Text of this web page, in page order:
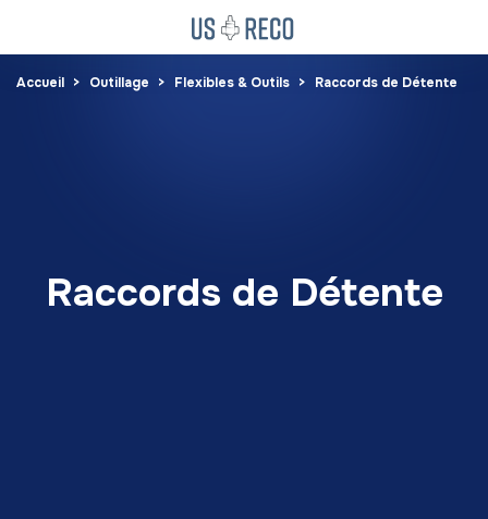
Accueil Outillage Flexibles & Outils Raccords de Détente
Raccords de Détente